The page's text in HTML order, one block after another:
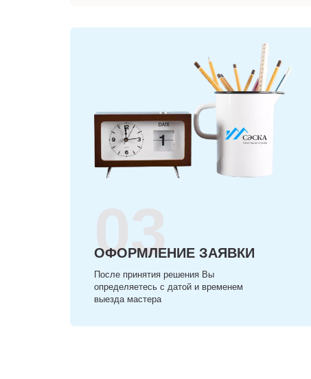
03
ОФОРМЛЕНИЕ ЗАЯВКИ
После принятия решения Вы
определяетесь с датой и временем
выезда мастера